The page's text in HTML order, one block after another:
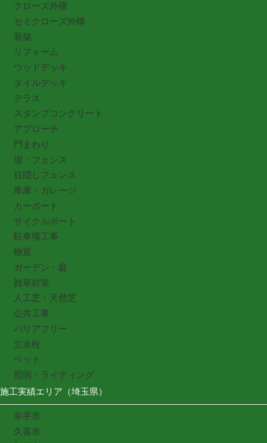
クローズ外構
セミクローズ外構
新築
リフォーム
ウッドデッキ
タイルデッキ
テラス
スタンプコンクリート
アプローチ
門まわり
塀・フェンス
目隠しフェンス
車庫・ガレージ
カーポート
サイクルポート
駐車場工事
物置
ガーデン・庭
雑草対策
人工芝・天然芝
公共工事
バリアフリー
立水栓
ペット
照明・ライティング
施工実績エリア（埼玉県）
幸手市
久喜市